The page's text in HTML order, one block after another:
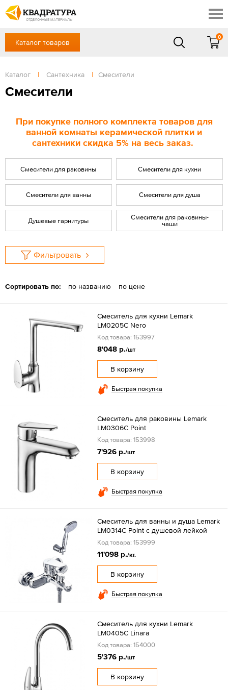
ОТДЕЛОЧНЫЕ МАТЕРИАЛЫ
Скидки
Акции
Готовые решения
Доставка и оплата
Отзывы
+7 (863) 309-13-16
Сб, Вс — выходной
ЗАКАЗАТЬ ЗВОНОК
Каталог товаров
0
Каталог | Сантехника | Смесители
Смесители
При покупке полного комплекта товаров для
ванной комнаты керамической плитки и
сантехники скидка 5% на весь заказ.
Смесители для раковины Смесители для кухни
Смесители для ванны Смесители для душа
Душевые гарнитуры
Смесители для раковины-
чаши
Фильтровать
Сортировать по: по названию по цене
Смеситель для кухни Lemark
LM0205C Nero
Код товара: 153997
8'048 р./шт
В корзину
Быстрая покупка
Смеситель для раковины Lemark
LM0306C Point
Код товара: 153998
7'926 р./шт
В корзину
Быстрая покупка
Смеситель для ванны и душа Lemark
LM0314C Point с душевой лейкой
Код товара: 153999
11'098 р./кт.
В корзину
Быстрая покупка
Смеситель для кухни Lemark
LM0405C Linara
Код товара: 154000
5'376 р./шт
В корзину